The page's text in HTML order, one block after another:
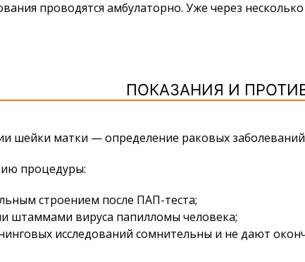
проводятся амбулаторно. Уже через
ПОКАЗАНИЯ И
шейки матки — определение раковых
процедуры:
строением после ПАП-теста;
штаммами вируса папилломы человека;
исследований сомнительны и не дают